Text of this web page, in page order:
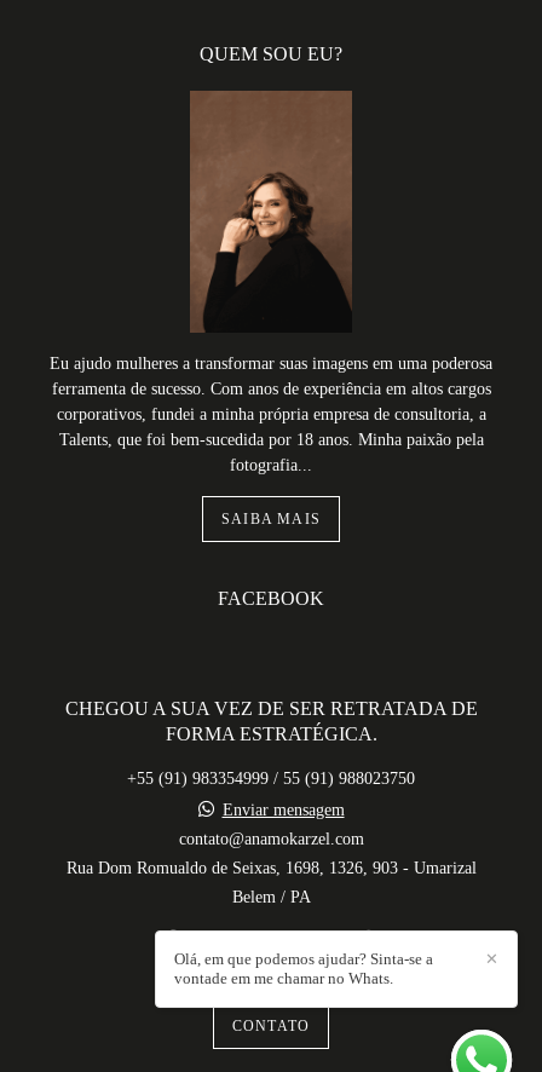
QUEM SOU EU?
Eu ajudo mulheres a transformar suas imagens em uma poderosa
ferramenta de sucesso. Com anos de experiência em altos cargos
corporativos, fundei a minha própria empresa de consultoria, a
Talents, que foi bem-sucedida por 18 anos. Minha paixão pela
fotografia...
SAIBA MAIS
FACEBOOK
CHEGOU A SUA VEZ DE SER RETRATADA DE
FORMA ESTRATÉGICA.
+55 (91) 983354999 / 55 (91) 988023750
Enviar mensagem
contato@anamokarzel.com
Rua Dom Romualdo de Seixas, 1698, 1326, 903 - Umarizal
Belem / PA
CONTATO
✕
Olá, em que podemos ajudar? Sinta-se a
vontade em me chamar no Whats.